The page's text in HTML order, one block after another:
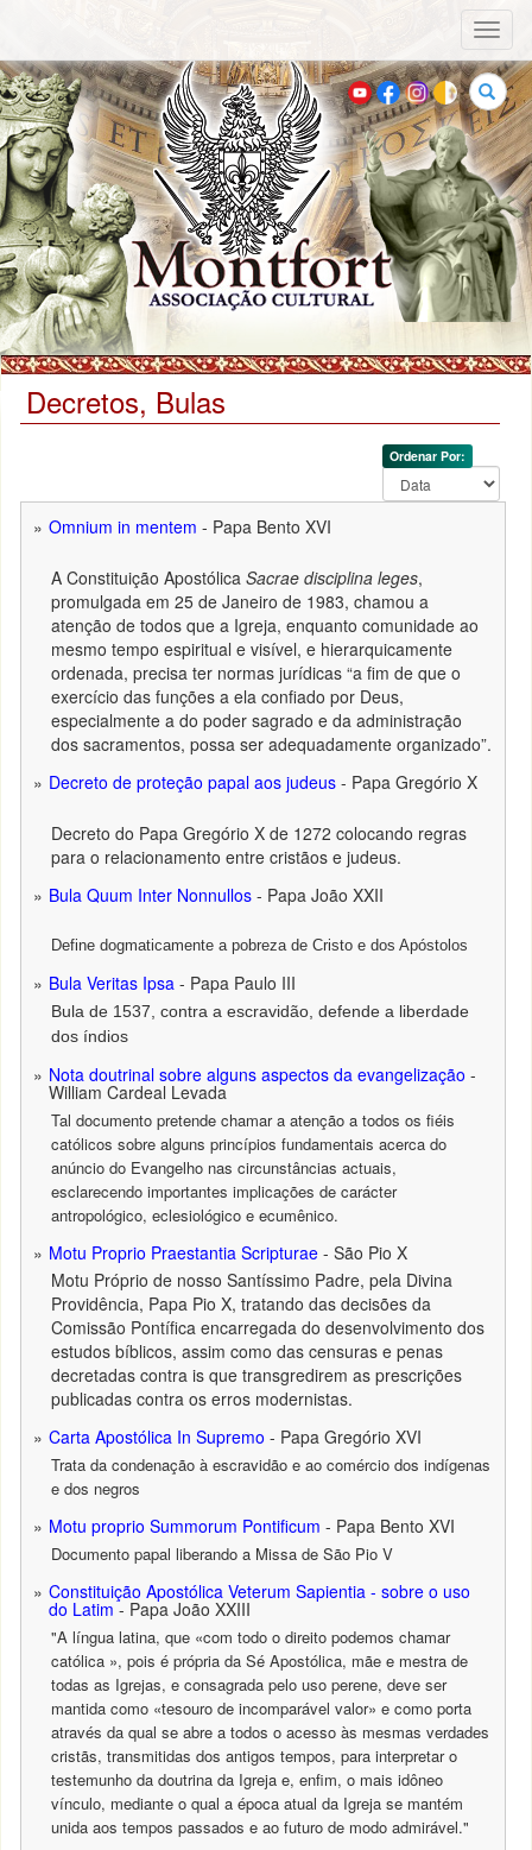
Buscar
Decretos, Bulas
Ordenar Por:
Omnium in mentem - Papa Bento XVI
A Constituição ApostólicaSacrae disciplina leges,
promulgada em 25 de Janeiro de 1983, chamou a
atenção de todos que a Igreja, enquanto comunidade ao
mesmo tempo espiritual e visível, e hierarquicamente
ordenada, precisa ter normas jurídicas “a fim de que o
exercício das funções a ela confiado por Deus,
especialmente a do poder sagrado e da administração
dos sacramentos, possa ser adequadamente organizado”.
Decreto de proteção papal aos judeus - Papa Gregório X
Decreto do Papa Gregório X de 1272 colocando regras
para o relacionamento entre cristãos e judeus.
Bula Quum Inter Nonnullos - Papa João XXII
Define dogmaticamente a pobreza de Cristo e dos Apóstolos
Bula Veritas Ipsa - Papa Paulo III
Bula de 1537, contra a escravidão, defende a liberdade
dos índios
Nota doutrinal sobre alguns aspectos da evangelização -
William Cardeal Levada
Tal documento pretende chamar a atenção a todos os fiéis
católicos sobre alguns princípios fundamentais acerca do
anúncio do Evangelho nas circunstâncias actuais,
esclarecendo importantes implicações de carácter
antropológico, eclesiológico e ecumênico.
Motu Proprio Praestantia Scripturae - São Pio X
Motu Próprio de nosso Santíssimo Padre, pela Divina
Providência, Papa Pio X, tratando das decisões da
Comissão Pontífica encarregada do desenvolvimento dos
estudos bíblicos, assim como das censuras e penas
decretadas contra is que transgredirem as prescrições
publicadas contra os erros modernistas.
Carta Apostólica In Supremo - Papa Gregório XVI
Trata da condenação à escravidão e ao comércio dos indígenas
e dos negros
Motu proprio Summorum Pontificum - Papa Bento XVI
Documento papal liberando a Missa de São Pio V
Constituição Apostólica Veterum Sapientia - sobre o uso
do Latim- Papa João XXIII
"A língua latina, que «com todo o direito podemos chamar
católica », pois é própria da Sé Apostólica, mãe e mestra de
todas as Igrejas, e consagrada pelo uso perene, deve ser
mantida como «tesouro de incomparável valor» e como porta
através da qual se abre a todos o acesso às mesmas verdades
cristãs, transmitidas dos antigos tempos, para interpretar o
testemunho da doutrina da Igreja e, enfim, o mais idôneo
vínculo, mediante o qual a época atual da Igreja se mantém
unida aos tempos passados e ao futuro de modo admirável."